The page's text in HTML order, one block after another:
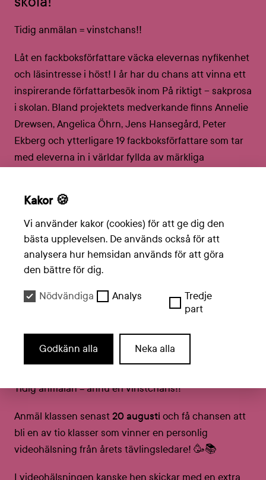
Tidig anmälan = vinstchans!!
Låt en fackboksförfattare väcka elevernas nyfikenhet
och läsintresse i höst! I år har du chans att vinna ett
inspirerande författarbesök inom På riktigt – sakprosa
i skolan. Bland projektets medverkande finns Annelie
Drewsen, Angelica Öhrn, Jens Hansegård, Peter
Ekberg och ytterligare 19 fackboksförfattare som tar
med eleverna in i världar fyllda av märkliga
oss att se världen på nya sätt.
Allt du behöver göra är att anmäla er senast 20
augusti! Tack Författarcentrum Öst för ert fina
initiativ ”På riktigt – sakprosa i skolan” - genom
bättre begreppsförståelse och vidgade
tankemönster. Och tack för ett härligt bonuspris!
Chans till extra pepp från årets
tävlingsledare!
Tidig anmälan = ännu en vinstchans!!
Anmäl klassen senast 20 augusti och få chansen att
bli en av tio klasser som vinner en personlig
videohälsning från årets tävlingsledare! 🥳📚
I videohälsningen kanske hen skickar med en extra
Kakor 🍪
Vi använder kakor (cookies) för att ge dig den
bästa upplevelsen. De används också för att
analysera hur hemsidan används för att göra
den bättre för dig.
Nödvändiga Analys
Tredje
part
Godkänn alla Neka alla